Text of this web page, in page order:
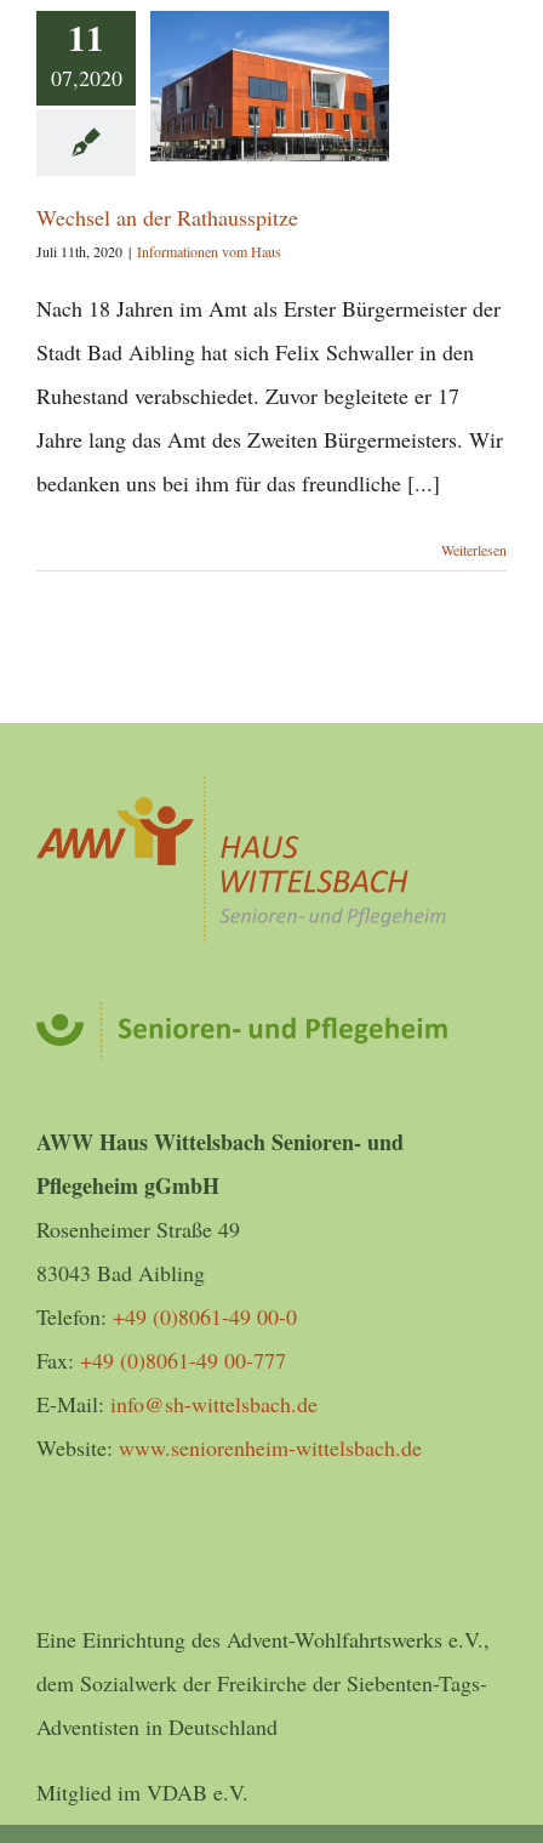
11
07,2020
Wechsel an der Rathausspitze
Juli 11th, 2020 | Informationen vom Haus
Nach 18 Jahren im Amt als Erster Bürgermeister der
Stadt Bad Aibling hat sich Felix Schwaller in den
Ruhestand verabschiedet. Zuvor begleitete er 17
Jahre lang das Amt des Zweiten Bürgermeisters. Wir
bedanken uns bei ihm für das freundliche [...]
Weiterlesen
AWW Haus Wittelsbach Senioren- und
Pflegeheim gGmbH
Rosenheimer Straße 49
83043 Bad Aibling
Telefon: +49 (0)8061-49 00-0
Fax: +49 (0)8061-49 00-777
E-Mail: info@sh-wittelsbach.de
Website: www.seniorenheim-wittelsbach.de
Eine Einrichtung des Advent-Wohlfahrtswerks e.V.,
dem Sozialwerk der Freikirche der Siebenten-Tags-
Adventisten in Deutschland
Mitglied im VDAB e.V.